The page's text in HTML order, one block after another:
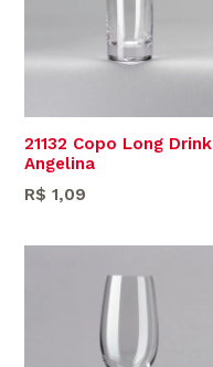
21132 Copo Long Drink
Angelina
Preço
R$ 1,09